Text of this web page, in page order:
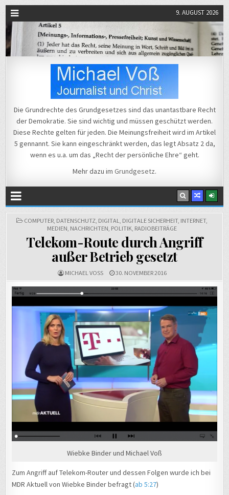
9. AUGUST 2026
Michael Voß
Die Grundrechte des Grundgesetzes sind das unantastbare Recht
der Demokratie. Sie sind wichtig und müssen geschützt werden.
Diese Rechte gelten für jeden. Die Meinungsfreiheit wird im Artikel
5 gennannt. Sie kann eingeschränkt werden, das legt Absatz 2 da,
wenn es u.a. um das „Recht der persönliche Ehre“ geht.
Mehr dazu im Grundgesetz.
POSTED
COMPUTER, DATENSCHUTZ, DIGITAL, DIGITALE SICHERHEIT, INTERNET,
MEDIEN, NACHRICHTEN, POLITIK, RADIOBEITRÄGE
Telekom-Route durch Angriff
außer Betrieb gesetzt
MICHAEL VOSS 30. NOVEMBER 2016
Wiebke Binder und Michael Voß
Zum Angriff auf Telekom-Router und dessen Folgen wurde ich bei
MDR Aktuell von Wiebke Binder befragt (ab 5:27)